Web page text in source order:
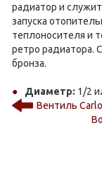
радиатор и
запуска
теплоносителя и
ретро радиатора.
бронза.
Диаметр: 1/2
Вентиль